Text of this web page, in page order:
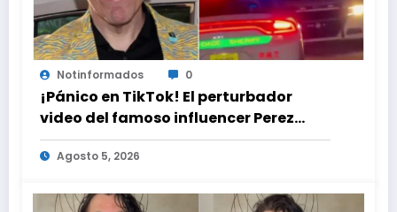
Notinformados 0
¡Pánico en TikTok! El perturbador
video del famoso influencer Perez
Hilton que obligó a sus fans a pedir
ayuda médica
Agosto 5, 2026